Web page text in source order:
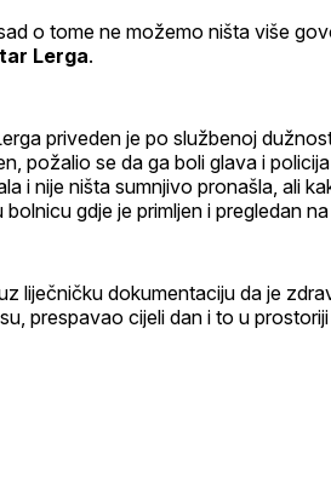
o tome ne možemo ništa više
Lerga.
priveden je po službenoj
požalio se da ga boli glava i
i nije ništa sumnjivo pronašla, ali
gdje je primljen i pregledan
liječničku dokumentaciju da je
prespavao cijeli dan i to u